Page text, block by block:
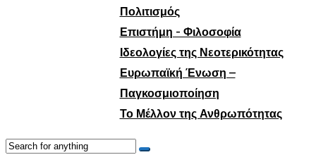
Πολιτισμός
Επιστήμη - Φιλοσοφία
Ιδεολογίες της Νεοτερικότητας
Ευρωπαϊκή Ένωση –
Παγκοσμιοποίηση
Το Μέλλον της Ανθρωπότητας